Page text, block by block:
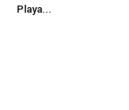
Playa...